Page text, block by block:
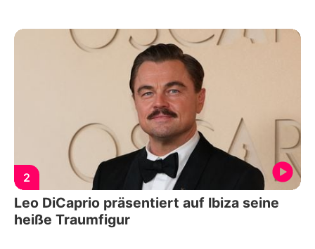
2
Leo DiCaprio präsentiert auf Ibiza seine
heiße Traumfigur